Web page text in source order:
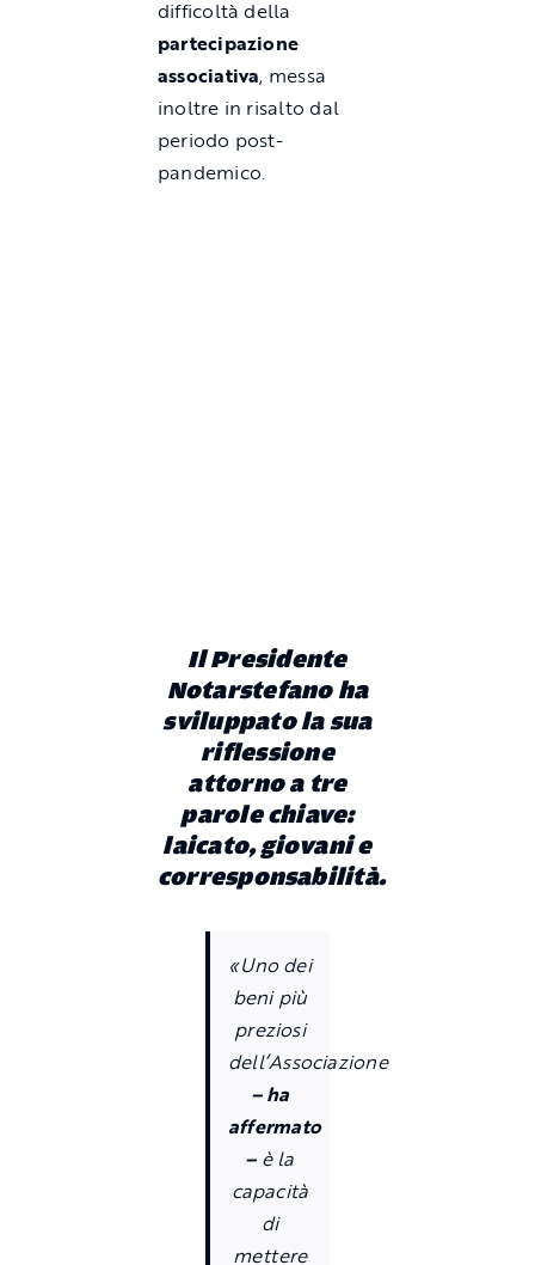
difficoltà della
partecipazione
associativa, messa
inoltre in risalto dal
periodo post-
pandemico.
Il Presidente
Notarstefanoha
sviluppato la sua
riflessione
attorno a tre
parole chiave:
laicato, giovani e
corresponsabilità.
«Uno dei
beni più
preziosi
dell’Associazione
– ha
affermato
–è la
capacità
di
mettere